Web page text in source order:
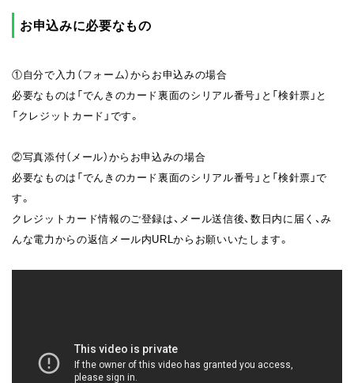
お申込みに必要なもの
①自分で入力（フォーム）からお申込みの場合
必要なものは「でんきのカード裏面のシリアル番号」と「検針票」と
「クレジットカード」です。
②写真添付（メール）からお申込みの場合
必要なものは「でんきのカード裏面のシリアル番号」と「検針票」で
す。
クレジットカード情報のご登録は、メール送信後、数日内に届く、み
んな電力からの返信メール内URLからお願いいたします。